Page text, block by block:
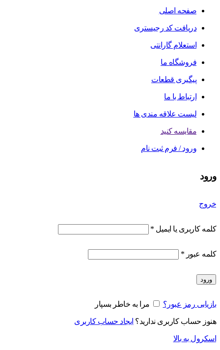
صفحه اصلی
دریافت کد رجیستری
استعلام گارانتی
فروشگاه ما
پیگیری قطعات
ارتباط با ما
لیست علاقه مندی ها
مقایسه کنید
ورود / فرم ثبت نام
ورود
خروج
کلمه کاربری یا ایمیل *
کلمه عبور *
ورود
بازیابی رمز عبور؟ مرا به خاطر بسپار
هنوز حساب کاربری ندارید؟ ایجاد حساب کاربری
اسکرول به بالا